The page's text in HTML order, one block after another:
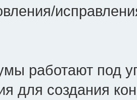
работают под
для создания